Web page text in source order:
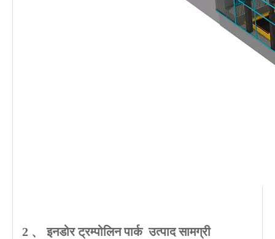
2 、इनडोर ट्रम्पोलिन पार्कउत्पाद सामग्री